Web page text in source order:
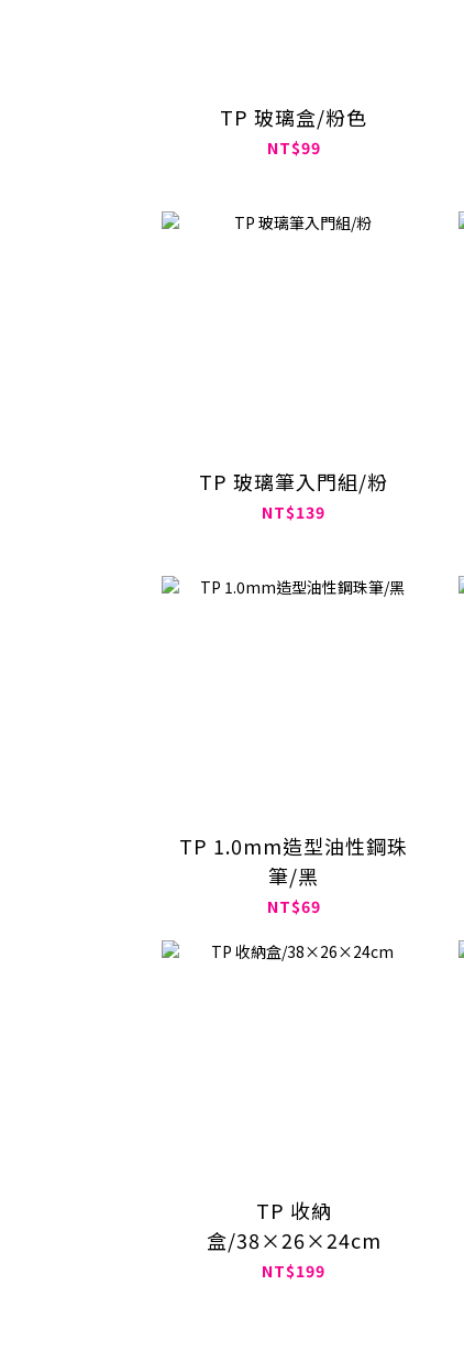
TP 玻璃盒/粉色
NT$99
TP 玻璃筆入門組/粉
NT$139
TP 1.0mm造型油性鋼珠
筆/黑
NT$69
TP 收納
盒/38×26×24cm
NT$199